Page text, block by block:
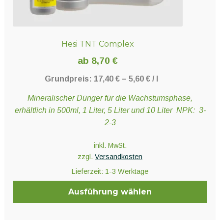
Hesi TNT Complex
ab 8,70 €
Grundpreis: 17,40€ –5,60€ /
Mineralischer Dünger für die Wachstumsphase,
erhältlich in 500ml, 1 Liter, 5 Liter und 10 Liter NPK: 3-
2-3
inkl. MwSt.
zzgl. Versandkosten
Lieferzeit: 1-3 Werktage
Ausführung wählen